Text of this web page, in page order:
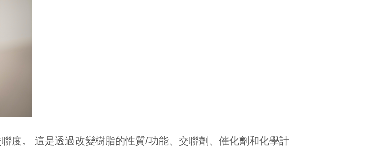
度。 這是透過改變樹脂的性質/功能、交聯劑、催化劑和化學計